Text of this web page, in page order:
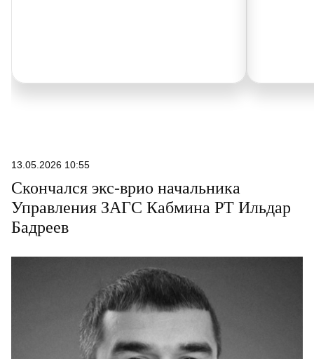
13.05.2026 10:55
Скончался экс-врио начальника
Управления ЗАГС Кабмина РТ Ильдар
Бадреев